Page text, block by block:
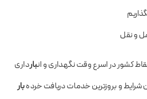
و نقل
کشور در اسرع وقت نگهداری و انبارداری
شرایط و بروزترین خدمات دریافت خردهبار